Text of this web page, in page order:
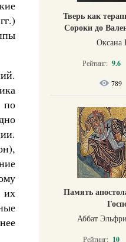
по
их
Тверь как
Сороки до
Оксана
Рейтинг: 9.6
789
Память
Аббат
Рейтинг: 10